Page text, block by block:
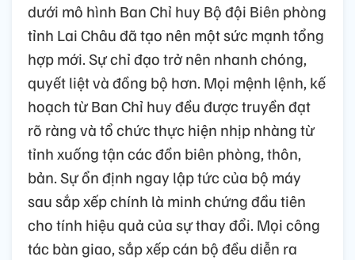
dưới mô hình Ban Chỉ huy Bộ đội Biên phòng
tỉnh Lai Châu đã tạo nên một sức mạnh tổng
hợp mới. Sự chỉ đạo trở nên nhanh chóng,
quyết liệt và đồng bộ hơn. Mọi mệnh lệnh, kế
hoạch từ Ban Chỉ huy đều được truyền đạt
rõ ràng và tổ chức thực hiện nhịp nhàng từ
tỉnh xuống tận các đồn biên phòng, thôn,
bản. Sự ổn định ngay lập tức của bộ máy
sau sắp xếp chính là minh chứng đầu tiên
cho tính hiệu quả của sự thay đổi. Mọi công
tác bàn giao, sắp xếp cán bộ đều diễn ra